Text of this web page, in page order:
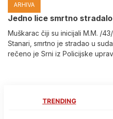
ARHIVA
Јedno lice smrtno
Muškarac čiji su inicijali M.M. /
Stanari, smrtno je stradao u
rečeno je Srni iz Policijske
TRENDING